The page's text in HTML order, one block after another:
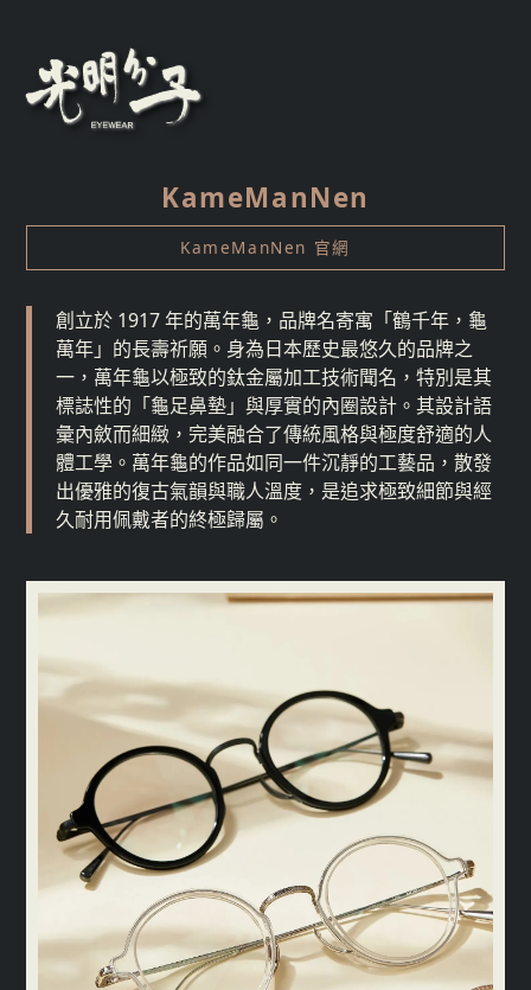
KameManNen
KameManNen 官網
創立於 1917 年的萬年龜，品牌名寄寓「鶴千年，龜
萬年」的長壽祈願。身為日本歷史最悠久的品牌之
一，萬年龜以極致的鈦金屬加工技術聞名，特別是其
標誌性的「龜足鼻墊」與厚實的內圈設計。其設計語
彙內斂而細緻，完美融合了傳統風格與極度舒適的人
體工學。萬年龜的作品如同一件沉靜的工藝品，散發
出優雅的復古氣韻與職人溫度，是追求極致細節與經
久耐用佩戴者的終極歸屬。